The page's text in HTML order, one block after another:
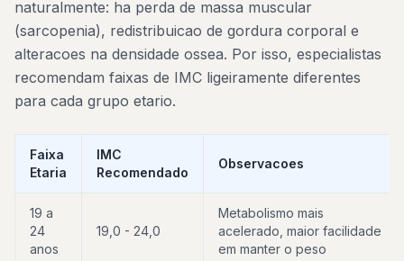
naturalmente: ha perda de massa muscular
(sarcopenia), redistribuicao de gordura corporal e
alteracoes na densidade ossea. Por isso, especialistas
recomendam faixas de IMC ligeiramente diferentes
para cada grupo etario.
Faixa
Etaria
IMC
Recomendado
Observacoes
19 a
24
anos
19,0 - 24,0
Metabolismo mais
acelerado, maior facilidade
em manter o peso